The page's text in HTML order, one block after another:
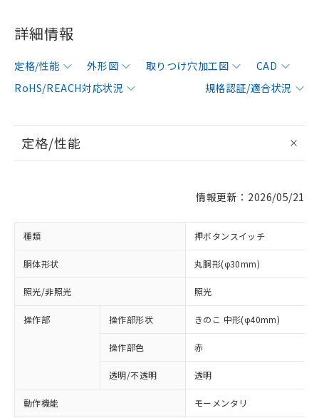
詳細情報
定格/性能 外形図 取りつけ穴加工図
CAD
RoHS/REACH対応状況
規格認証/適合状況
定格/性能
情報更新：2026/05/21
種類 押ボタンスイッチ
胴体形状 丸胴形(φ30mm)
照光/非照光 照光
操作部 操作部形状 きのこ 中形(φ40mm)
操作部色 赤
透明/不透明 透明
動作機能 モーメンタリ